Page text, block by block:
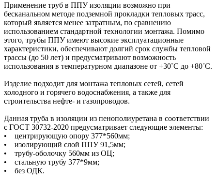
Применение труб в ППУ изоляции возможно при
бесканальном методе подземной прокладки тепловых трасс,
который является менее затратным, по сравнению
использованием стандартной технологии монтажа. Помимо
этого, трубы ППУ имеют высокие эксплуатационные
характеристики, обеспечивают долгий срок службы тепловой
трассы (до 50 лет) и предусматривают возможность
использования в температурном диапазоне от +30˚C до +80˚C.
Изделие подходит для монтажа тепловых сетей, сетей
холодного и горячего водоснабжения, а также для
строительства нефте- и газопроводов.
Данная труба в изоляции из пенополиуретана в соответствии
с ГОСТ 30732-2020 предусматривает следующие элементы:
• центрирующую опору 377*560мм;
• изолирующий слой ППУ 91,5мм;
• трубу-оболочку 560мм из ОЦ;
• стальную трубу 377*9мм;
• без ОДК.